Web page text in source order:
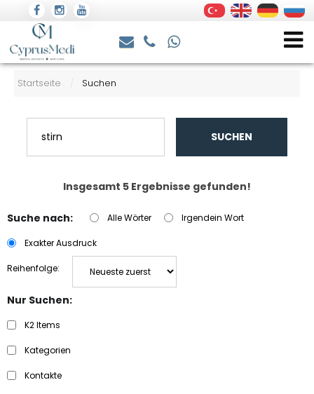
Startseite / Suchen
SUCHEN
Insgesamt 5 Ergebnisse gefunden!
Suche nach: Alle Wörter Irgendein Wort
Exakter Ausdruck
Reihenfolge:
Nur Suchen:
K2 Items
Kategorien
Kontakte